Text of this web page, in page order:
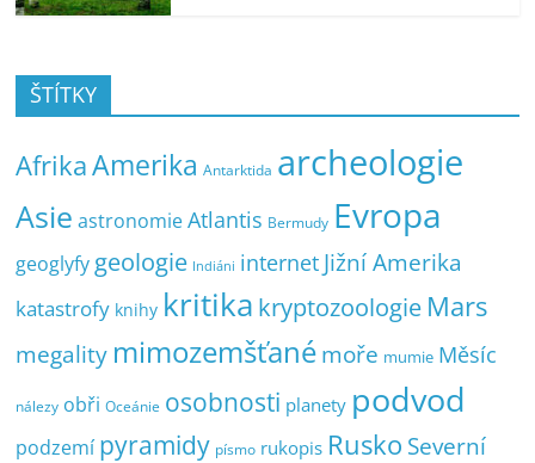
ŠTÍTKY
AfrikaAmerika Antarktida archeologie
Asie astronomie Atlantis Bermudy Evropa
geoglyfy geologie Indiáni internet Jižní Amerika
katastrofy knihy kritika kryptozoologie Mars
megality mimozemšťanémoře mumie Měsíc
nálezy obři Oceánie osobnosti planety podvod
podzemí pyramidy písmo rukopis Rusko Severní